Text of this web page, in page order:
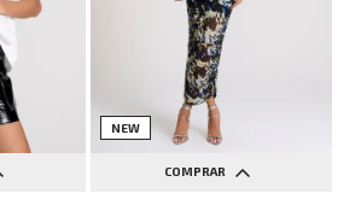
NEW
COMPRAR